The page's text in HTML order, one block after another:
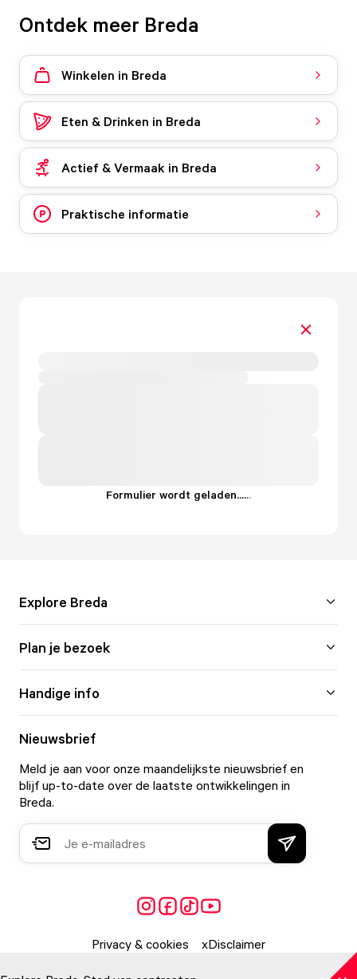
Ontdek meer Breda
Winkelen in Breda
Eten & Drinken in Breda
Actief & Vermaak in Breda
Praktische informatie
Formulier wordt geladen......
Explore Breda
Plan je bezoek
Handige info
Nieuwsbrief
Meld je aan voor onze maandelijkste nieuwsbrief en
blijf up-to-date over de laatste ontwikkelingen in
Breda.
Privacy & cookies Disclaimer